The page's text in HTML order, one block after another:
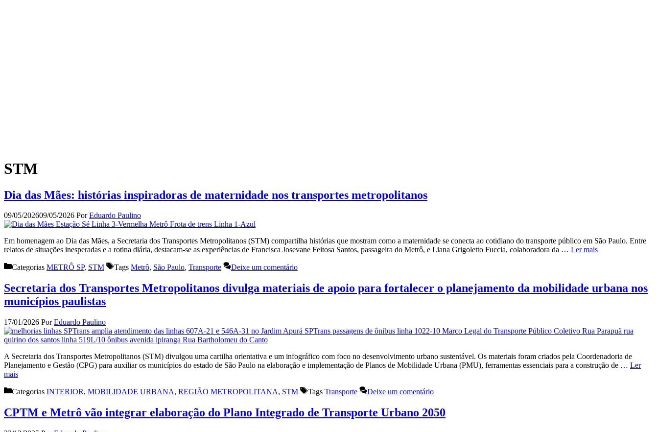
STM
Dia das Mães: histórias inspiradoras de maternidade nos transportes metropolitanos
09/05/202609/05/2026 PorEduardo Paulino
Em homenagem ao Dia das Mães, a Secretaria dos Transportes Metropolitanos (STM) compartilha histórias que mostram como a maternidade se conecta ao cotidiano do transporte público em São Paulo. Entre
relatos de situações inesperadas e a rotina diária, destacam-se as experiências de Francisca Josevane Feitosa Santos, passageira do Metrô, e Liana Grigoletto Fuccia, colaboradora da … Ler mais
Categorias METRÔ SP, STM Tags Metrô, São Paulo, Transporte Deixe um comentário
Secretaria dos Transportes Metropolitanos divulga materiais de apoio para fortalecer o planejamento da mobilidade urbana nos
municípios paulistas
17/01/2026 PorEduardo Paulino
A Secretaria dos Transportes Metropolitanos (STM) divulgou uma cartilha orientativa e um infográfico com foco no desenvolvimento urbano sustentável. Os materiais foram criados pela Coordenadoria de
Planejamento e Gestão (CPG) para auxiliar os municípios do estado de São Paulo na elaboração e implementação de Planos de Mobilidade Urbana (PMU), ferramentas essenciais para a construção de … Ler
mais
Categorias INTERIOR, MOBILIDADE URBANA, REGIÃO METROPOLITANA, STM Tags Transporte Deixe um comentário
CPTM e Metrô vão integrar elaboração do Plano Integrado de Transporte Urbano 2050